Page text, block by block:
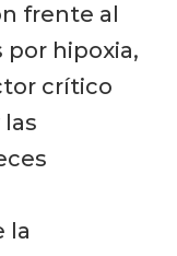
frente al
por hipoxia,
crítico
la